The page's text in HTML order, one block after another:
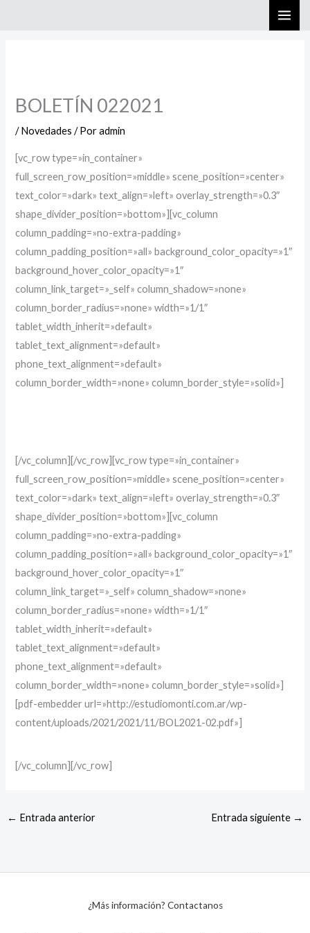
BOLETÍN 022021
/Novedades / Poradmin
[vc_row type=»in_container»
full_screen_row_position=»middle» scene_position=»center»
text_color=»dark» text_align=»left» overlay_strength=»0.3″
shape_divider_position=»bottom»][vc_column
column_padding=»no-extra-padding»
column_padding_position=»all» background_color_opacity=»1″
background_hover_color_opacity=»1″
column_link_target=»_self» column_shadow=»none»
column_border_radius=»none» width=»1/1″
tablet_width_inherit=»default»
tablet_text_alignment=»default»
phone_text_alignment=»default»
column_border_width=»none» column_border_style=»solid»]
[/vc_column][/vc_row][vc_row type=»in_container»
full_screen_row_position=»middle» scene_position=»center»
text_color=»dark» text_align=»left» overlay_strength=»0.3″
shape_divider_position=»bottom»][vc_column
column_padding=»no-extra-padding»
column_padding_position=»all» background_color_opacity=»1″
background_hover_color_opacity=»1″
column_link_target=»_self» column_shadow=»none»
column_border_radius=»none» width=»1/1″
tablet_width_inherit=»default»
tablet_text_alignment=»default»
phone_text_alignment=»default»
column_border_width=»none» column_border_style=»solid»]
[pdf-embedder url=»http://estudiomonti.com.ar/wp-
content/uploads/2021/2021/11/BOL2021-02.pdf»]
[/vc_column][/vc_row]
← Entrada anterior Entrada siguiente →
¿Más información? Contactanos